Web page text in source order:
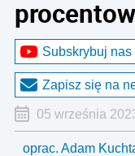
Subskrybuj nas
Zapisz się na
05 września
oprac. Adam